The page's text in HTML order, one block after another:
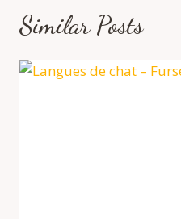
Similar Posts